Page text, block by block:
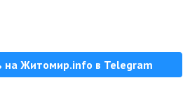
на Житомир.info в Telegram